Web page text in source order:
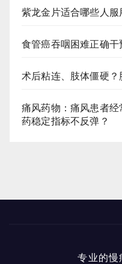
紫龙金片适合哪些人服
食管癌吞咽困难正确
术后粘连、肢体僵硬
痛风药物：痛风患者
药稳定指标不反弹？
专业的慢